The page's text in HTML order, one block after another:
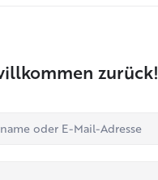
zurück!